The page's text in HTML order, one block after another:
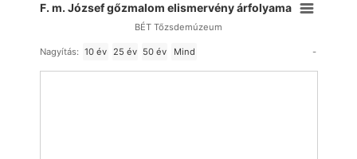
F. m. József gőzmalom elismervény árfolyama
BÉT Tőzsdemúzeum
Nagyítás: 10 év 25 év 50 év Mind -